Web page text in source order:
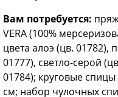
Вам потребуется:
VERA (100%
цвета алоэ (цв. 01782),
01777), светло-серой
01784); круговые
см; набор чулочных